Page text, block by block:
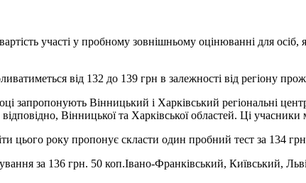
участі у пробному зовнішньому оцінюванні для
від 132 до 139 грн в залежності від регіону
запропонують Вінницький і Харківський регіональні
Вінницької та Харківської областей. Ці
цього року пропонує скласти один пробний тест за 134
за 136 грн. 50 коп.Івано-Франківський, Київський,